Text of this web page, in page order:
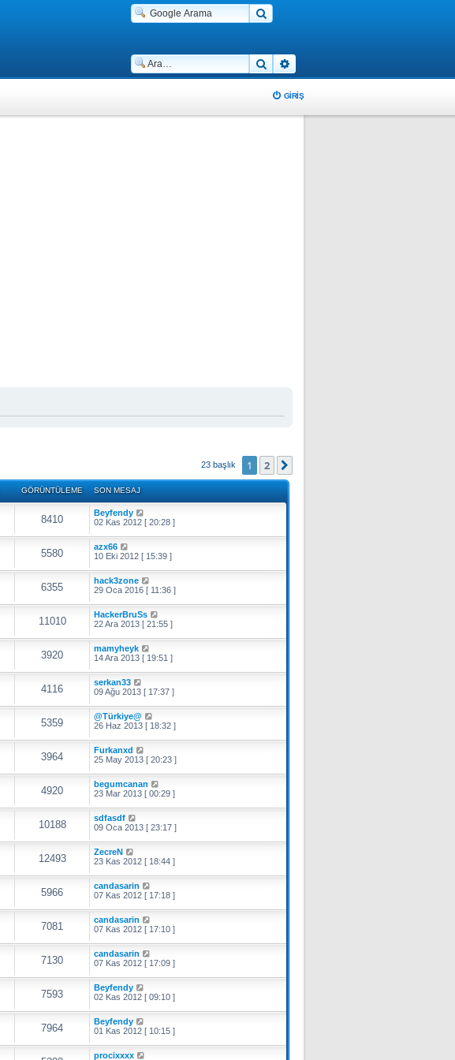
Ara
GIRIŞ
23 başlık 1 2
GÖRÜNTÜLEME SON MESAJ
8410
Beyfendy
02 Kas 2012 [ 20:28 ]
5580
azx66
10 Eki 2012 [ 15:39 ]
6355
hack3zone
29 Oca 2016 [ 11:36 ]
11010
HackerBruSs
22 Ara 2013 [ 21:55 ]
3920
mamyheyk
14 Ara 2013 [ 19:51 ]
4116
serkan33
09 Ağu 2013 [ 17:37 ]
5359
@Türkiye@
26 Haz 2013 [ 18:32 ]
3964
Furkanxd
25 May 2013 [ 20:23 ]
4920
begumcanan
23 Mar 2013 [ 00:29 ]
10188
sdfasdf
09 Oca 2013 [ 23:17 ]
12493
ZecreN
23 Kas 2012 [ 18:44 ]
5966
candasarin
07 Kas 2012 [ 17:18 ]
7081
candasarin
07 Kas 2012 [ 17:10 ]
7130
candasarin
07 Kas 2012 [ 17:09 ]
7593
Beyfendy
02 Kas 2012 [ 09:10 ]
7964
Beyfendy
01 Kas 2012 [ 10:15 ]
procixxxx